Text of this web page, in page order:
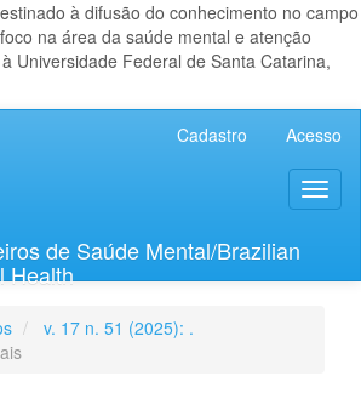
à difusão do conhecimento no campo
na área da saúde mental e atenção
Universidade Federal de Santa Catarina,
Cadastro Acesso
de Saúde Mental/Brazilian
Health
v. 17 n. 51 (2025): .